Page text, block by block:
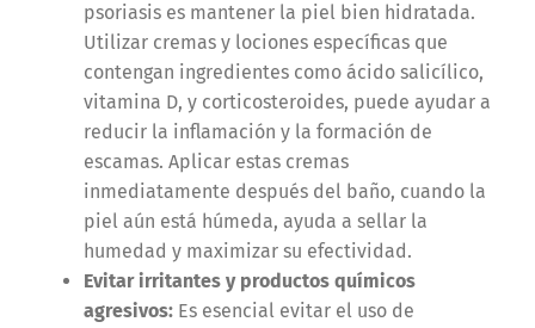
psoriasis es mantener la piel bien hidratada.
Utilizar cremas y lociones específicas que
contengan ingredientes como ácido salicílico,
vitamina D, y corticosteroides, puede ayudar a
reducir la inflamación y la formación de
escamas​. Aplicar estas cremas
inmediatamente después del baño, cuando la
piel aún está húmeda, ayuda a sellar la
humedad y maximizar su efectividad.
Evitar irritantes y productos químicos
agresivos: Es esencial evitar el uso de